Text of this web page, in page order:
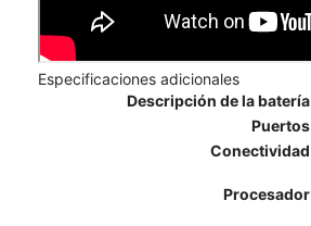
Especificaciones adicionales
Descripción de la batería
Puertos
Conectividad
Procesador